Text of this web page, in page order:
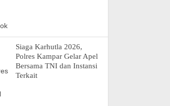
Siaga Karhutla 2026,
Polres Kampar Gelar Apel
Bersama TNI dan Instansi
Terkait